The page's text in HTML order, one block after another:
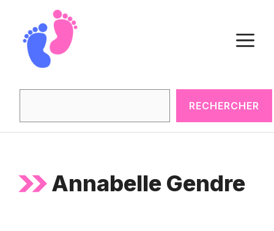
contenu
RECHERCHER
Annabelle Gendre